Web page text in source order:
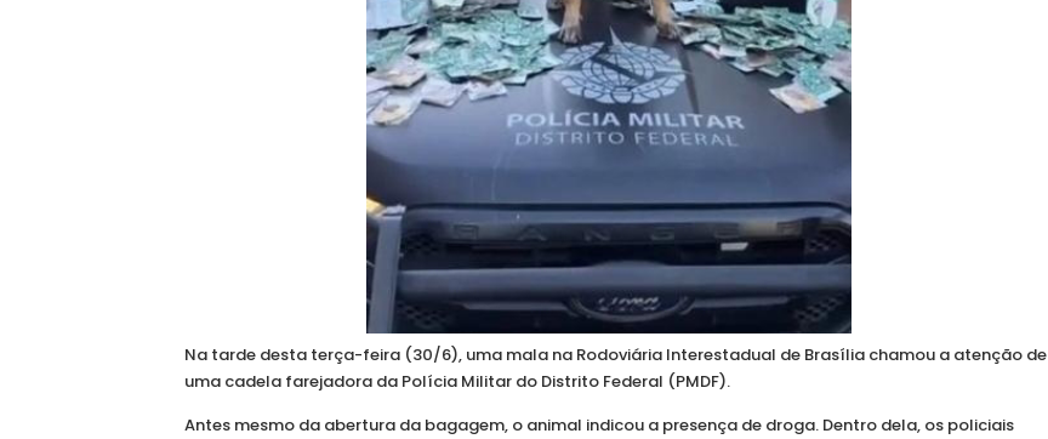
Na tarde desta terça-feira (30/6), uma mala na Rodoviária Interestadual de Brasília chamou a atenção de
uma cadela farejadora da Polícia Militar do Distrito Federal (PMDF).
Antes mesmo da abertura da bagagem, o animal indicou a presença de droga. Dentro dela, os policiais